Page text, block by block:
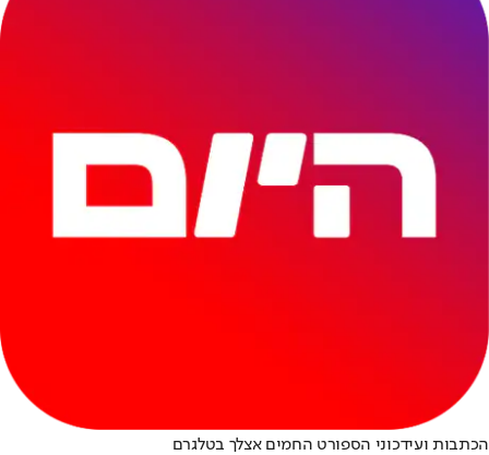
הכתבות ועידכוני הספורט החמים אצלך בטלגרם